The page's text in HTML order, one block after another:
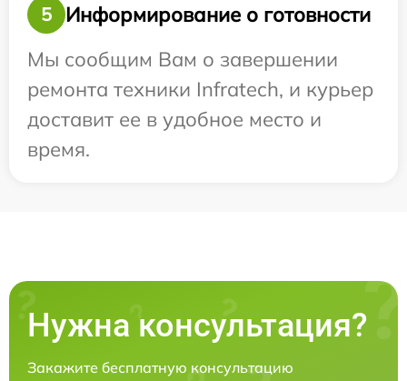
5
Информирование о готовности
Мы сообщим Вам о завершении
ремонта техники Infratech, и курьер
доставит ее в удобное место и
время.
Нужна консультация?
Закажите бесплатную консультацию